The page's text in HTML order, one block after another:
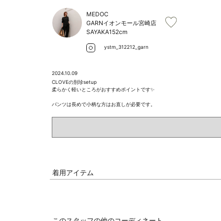
MEDOC
GARNイオンモール宮崎店
SAYAKA152cm
ystm_312212_garn
2024.10.09
CLOVEの別珍setup
柔らかく軽いところがおすすめポイントです✨
パンツは長めで小柄な方はお直しが必要です。
着用アイテム